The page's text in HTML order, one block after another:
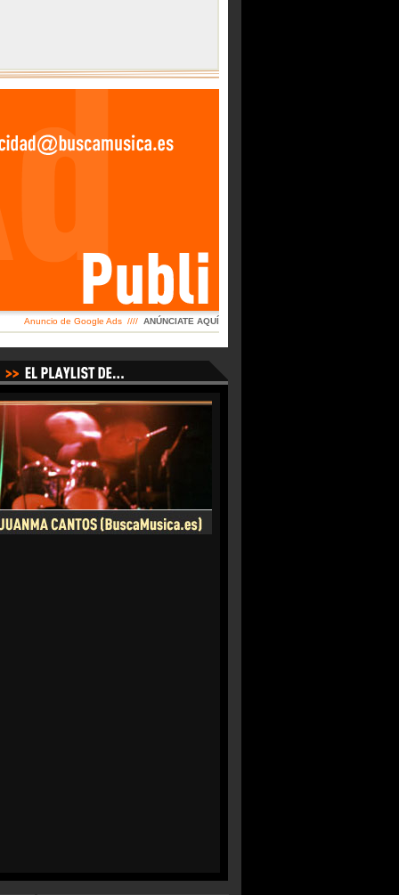
Anuncio de Google Ads //// ANÚNCIATE AQUÍ